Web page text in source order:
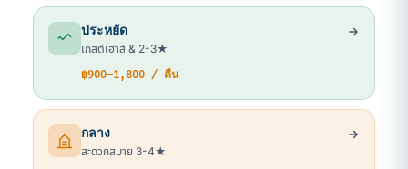
ประหยัด
เกสต์เฮาส์ & 2-3★
฿900–1,800 / คืน
กลาง
สะดวกสบาย 3-4★